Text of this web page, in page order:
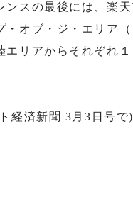
ンスの最後には、楽
・オブ・ジ・エリア
エリアからそれぞれ
経済新聞 3月3日号で)